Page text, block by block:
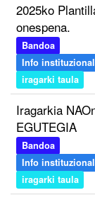
2025ko
onespena.
Bandoa
Info
iragarki taula
Iragarkia
EGUTEGIA
Bandoa
Info
iragarki taula